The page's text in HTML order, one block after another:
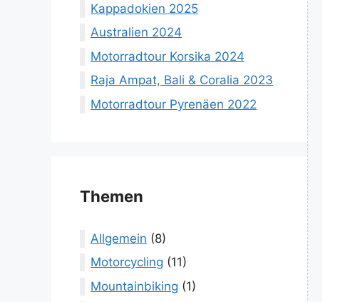
Kappadokien 2025
Australien 2024
Motorradtour Korsika 2024
Raja Ampat, Bali & Coralia 2023
Motorradtour Pyrenäen 2022
Themen
Allgemein (8)
Motorcycling (11)
Mountainbiking (1)